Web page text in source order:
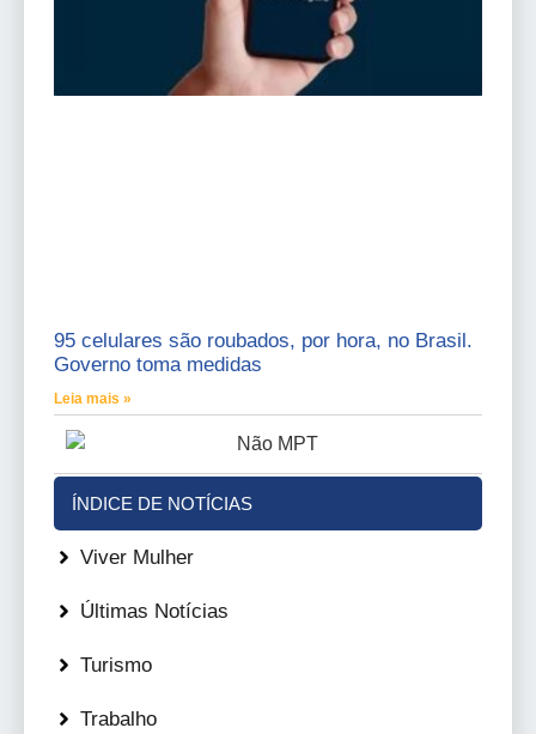
95 celulares são roubados, por hora, no Brasil.
Governo toma medidas
Leia mais »
ÍNDICE DE NOTÍCIAS
Viver Mulher
Últimas Notícias
Turismo
Trabalho